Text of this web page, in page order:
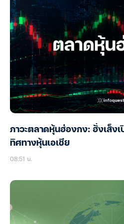
ภาวะตลาดหุ้นฮ่องกง: ฮั่งเส็ง
ทิศทางหุ้นเอเชีย
08:51 น.